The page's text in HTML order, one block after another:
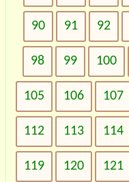
90 91 92
98 99 100
105 106 107
112 113 114
119 120 121